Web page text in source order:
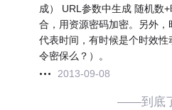
成） URL参数中生成 随机数
合，用资源密码加密。另外
代表时间，有时候是个时效性
令密保么？）。
2013-09-08
——到底